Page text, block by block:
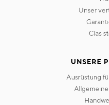
unser
clas
UNSERE
ausrüstung